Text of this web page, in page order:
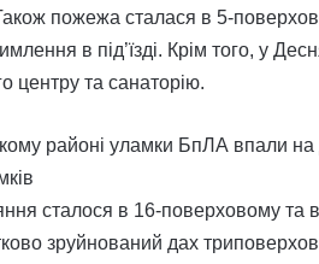
пожежа сталася в 5-
в під’їзді. Крім того, у
центру та санаторію.
районі уламки БпЛА впали на
сталося в 16-поверховому та
зруйнований дах